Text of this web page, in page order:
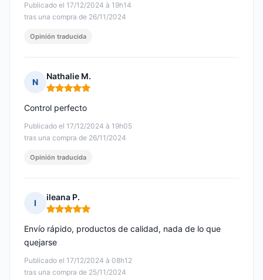
Publicado el 17/12/2024 à 19h14
tras una compra de 26/11/2024
Opinión traducida
N
Nathalie M.
Nota: 5 de 5
Publicado el 17/12/2024 à 19h05
tras una compra de 26/11/2024
Control perfecto
Opinión traducida
I
ileana P.
Nota: 5 de 5
Publicado el 17/12/2024 à 08h12
tras una compra de 25/11/2024
Envío rápido, productos de calidad, nada de lo que
quejarse